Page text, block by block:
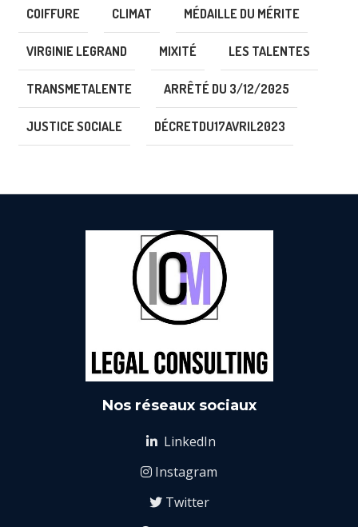
COIFFURE CLIMAT MÉDAILLE DU MÉRITE
VIRGINIE LEGRAND MIXITÉ LES TALENTES
TRANSMETALENTE ARRÊTÉ DU 3/12/2025
JUSTICE SOCIALE DÉCRETDU17AVRIL2023
Nos réseaux sociaux
 LinkedIn
 Instagram
Twitter